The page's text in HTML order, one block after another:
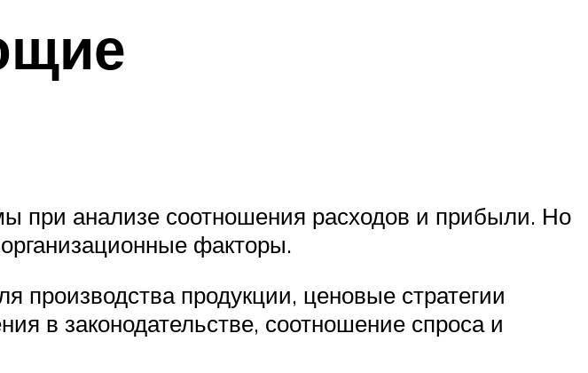
при анализе соотношения расходов и прибыли. Но
факторы.
производства продукции, ценовые стратегии
в законодательстве, соотношение спроса и